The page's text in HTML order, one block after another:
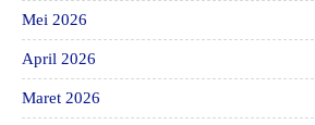
Mei 2026
April 2026
Maret 2026